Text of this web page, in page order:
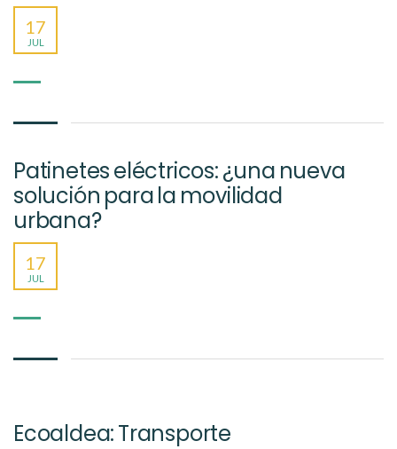
17
JUL
Patinetes eléctricos: ¿una nueva
solución para la movilidad
urbana?
17
JUL
Ecoaldea: Transporte